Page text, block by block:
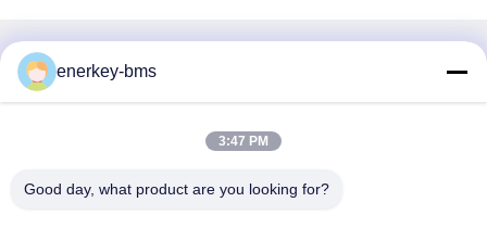
迅速な連絡
エリアA,9階,ビルG,グアンチェン低炭素産業公園,シャングク
国,518106
enerkey-bms
3:47 PM
Good day, what product are you looking for?